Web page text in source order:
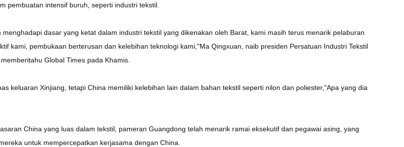
pembuatan intensif buruh, seperti industri tekstil.
menghadapi dasar yang ketat dalam industri tekstil yang dikenakan oleh Barat, kami masih terus menarik pelaburan
kami, pembukaan berterusan dan kelebihan teknologi kami,"Ma Qingxuan, naib presiden Persatuan Industri Tekstil
Global Times pada Khamis.
keluaran Xinjiang, tetapi China memiliki kelebihan lain dalam bahan tekstil seperti nilon dan poliester,"Apa yang dia
China yang luas dalam tekstil, pameran Guangdong telah menarik ramai eksekutif dan pegawai asing, yang
untuk mempercepatkan kerjasama dengan China.